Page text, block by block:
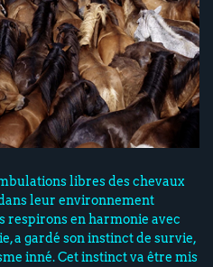
libres des chevaux
leur environnement
respirons en harmonie avec
a gardé son instinct de survie,
inné. Cet instinct va être mis